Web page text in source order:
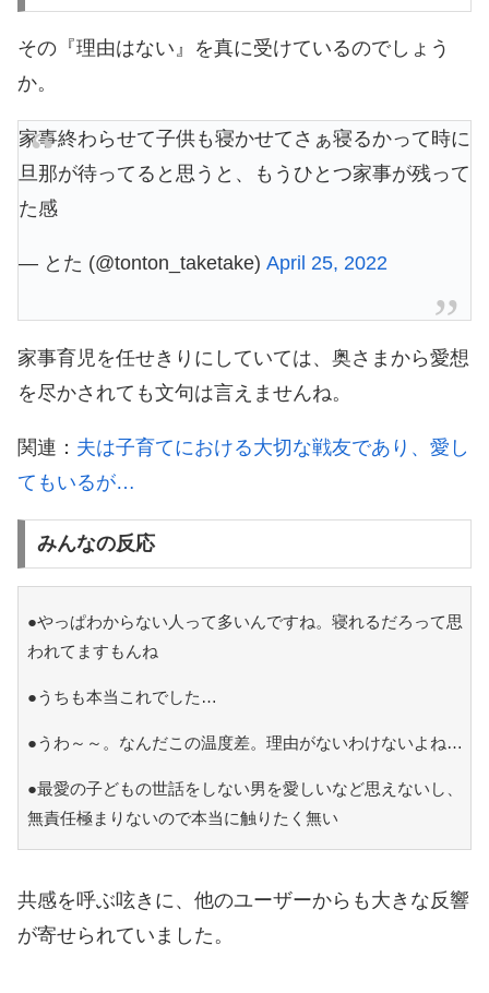
その『理由はない』を真に受けているのでしょう
か。
家事終わらせて子供も寝かせてさぁ寝るかって時に
旦那が待ってると思うと、もうひとつ家事が残って
た感
— とた (@tonton_taketake) April 25, 2022
家事育児を任せきりにしていては、奥さまから愛想
を尽かされても文句は言えませんね。
関連： 夫は子育てにおける大切な戦友であり、愛し
てもいるが…
みんなの反応
●やっぱわからない人って多いんですね。寝れるだろって思
われてますもんね
●うちも本当これでした…
●うわ～～。なんだこの温度差。理由がないわけないよね…
●最愛の子どもの世話をしない男を愛しいなど思えないし、
無責任極まりないので本当に触りたく無い
共感を呼ぶ呟きに、他のユーザーからも大きな反響
が寄せられていました。